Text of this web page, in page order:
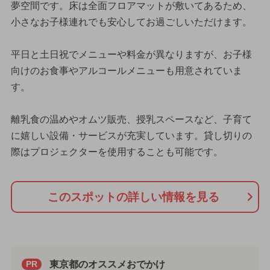
夢空間です。床は全面フロアマットが敷いてあるため、
小さなお子様連れでも安心してお過ごしいただけます。
平日と土日祝でメニューや料金が異なりますが、お子様
向けのお食事やアルコールメニューも用意されていま
す。
離乳食の温めやオムツ販売、授乳スペースなど、子育て
に嬉しい設備・サービスが充実しています。貸し切りの
際はプロジェクターを使用することも可能です。
このスポットの詳しい情報を見る
PR 東京都のオススメおでかけ